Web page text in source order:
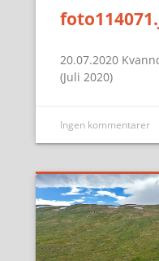
20.07.2020
(Juli 2020)
Ingen kommentarer